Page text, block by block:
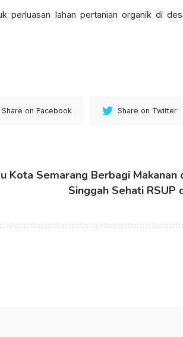
perluasan lahan pertanian organik di
Share on Facebook Share on Twitter
Kota Semarang Berbagi Makanan
Singgah Sehati RSUP